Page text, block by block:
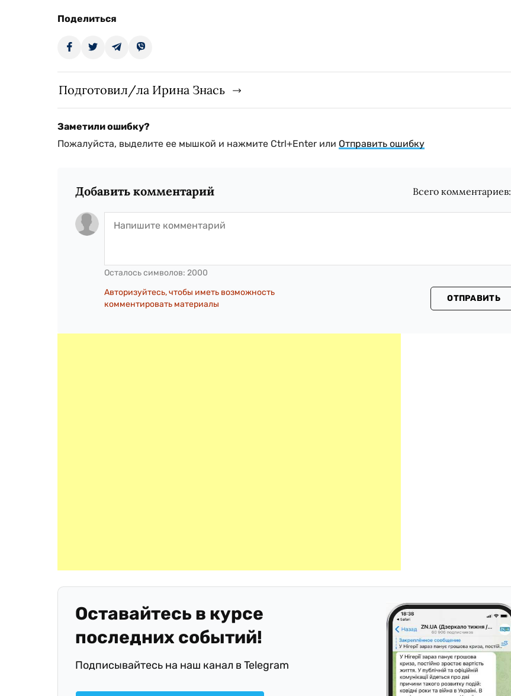
Поделиться
Подготовил/ла Ирина Знась
Заметили ошибку?
Пожалуйста, выделите ее мышкой и нажмите Ctrl+Enter или Отправить ошибку
Добавить комментарий Всего комментариев:
Осталось символов: 2000
Авторизуйтесь, чтобы иметь возможность
комментировать материалы
ОТПРАВИТЬ
Оставайтесь в курсе
последних событий!
Подписывайтесь на наш канал в Telegram